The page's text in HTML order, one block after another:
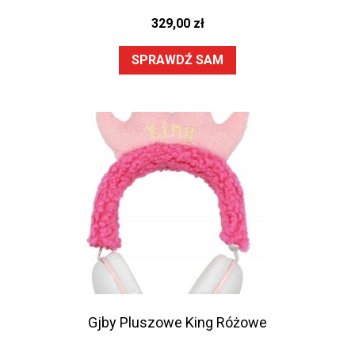
329,00 zł
SPRAWDŹ SAM
Gjby Pluszowe King Różowe